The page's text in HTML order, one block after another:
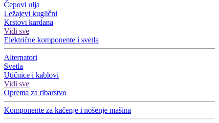
Čepovi ulja
Ležajevi kuglični
Krstovi kardana
Vidi sve
Električne komponente i svetla
Alternatori
Svetla
Utičnice i kablovi
Vidi sve
Oprema za ribarstvo
Komponente za kačenje i nošenje mašina